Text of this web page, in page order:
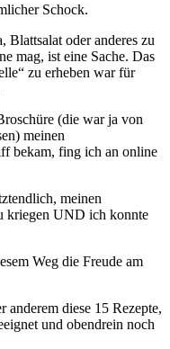
Schock.
Blattsalat oder anderes zu
mag, ist eine Sache. Das
zu erheben war für
(die war ja von
meinen
bekam, fing ich an online
meinen
kriegen UND ich konnte
Weg die Freude am
anderem diese 15 Rezepte,
und obendrein noch